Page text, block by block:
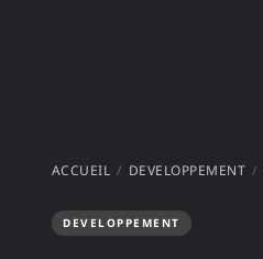
ACCUEIL DEVELOPPEMENT
DEVELOPPEMENT